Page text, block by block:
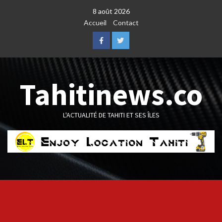
8 août 2026
Accueil
Contact
FacebookTwitter
Tahitinews.co
L'ACTUALITÉ DE TAHITI ET SES ÎLES